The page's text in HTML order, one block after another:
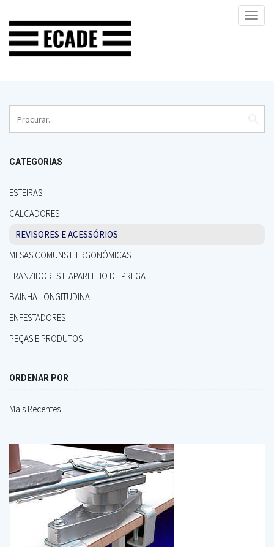
CATEGORIAS
ESTEIRAS
CALCADORES
REVISORES E ACESSÓRIOS
MESAS COMUNS E ERGONÔMICAS
FRANZIDORES E APARELHO DE PREGA
BAINHA LONGITUDINAL
ENFESTADORES
PEÇAS E PRODUTOS
ORDENAR POR
Mais Recentes